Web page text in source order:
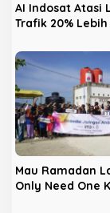
AI Indosat Atasi
Trafik 20%
Buktikan
Mau Ramadan
Only Need One